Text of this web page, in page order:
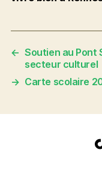
← Soutien au Pont
secteur culturel
→ Carte scolaire